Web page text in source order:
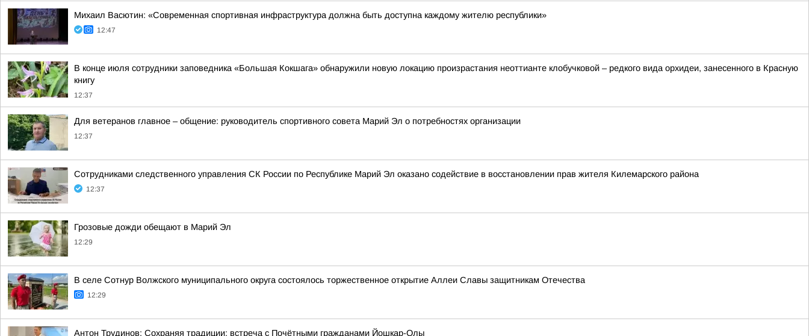
Михаил Васютин: «Современная спортивная инфраструктура должна быть доступна каждому жителю республики»
12:47
В конце июля сотрудники заповедника «Большая Кокшага» обнаружили новую локацию произрастания неоттианте клобучковой – редкого вида орхидеи, занесенного в Красную
книгу
12:37
Для ветеранов главное – общение: руководитель спортивного совета Марий Эл о потребностях организации
12:37
Сотрудниками следственного управления СК России по Республике Марий Эл оказано содействие в восстановлении прав жителя Килемарского района
12:37
Грозовые дожди обещают в Марий Эл
12:29
В селе Сотнур Волжского муниципального округа состоялось торжественное открытие Аллеи Славы защитникам Отечества
12:29
Антон Трудинов: Сохраняя традиции: встреча с Почётными гражданами Йошкар-Олы